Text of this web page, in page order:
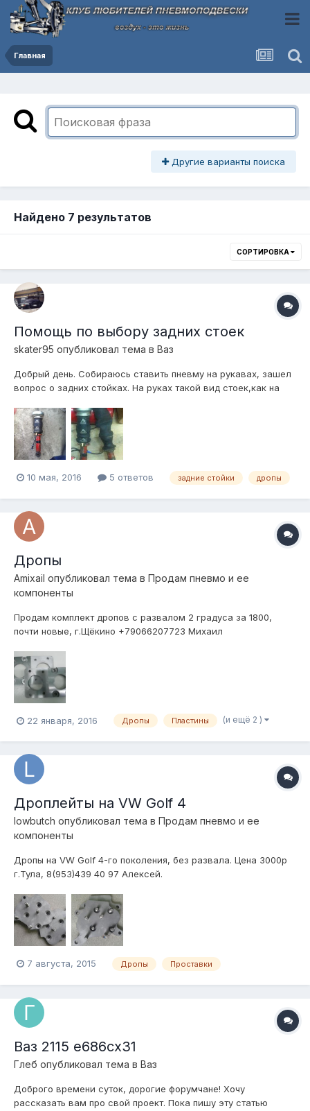
Главная
Другие варианты поиска
Найдено 7 результатов
СОРТИРОВКА
Помощь по выбору задних стоек
skater95 опубликовал тема в Ваз
Добрый день. Собираюсь ставить пневму на рукавах, зашел
вопрос о задних стойках. На руках такой вид стоек,как на
положение ее видно. Вопрос в следующем: чтобы машина
ложилась как на админовских стойках (т.е. -70), как вариант
ставить дропы и ост...
10 мая, 2016 5 ответов задние стойки дропы
Дропы
Amixail опубликовал тема в Продам пневмо и ее
компоненты
Продам комплект дропов с развалом 2 градуса за 1800,
почти новые, г.Щёкино +79066207723 Михаил
22 января, 2016 Дропы Пластины (и ещё 2 )
Дроплейты на VW Golf 4
lowbutch опубликовал тема в Продам пневмо и ее
компоненты
Дропы на VW Golf 4-го поколения, без развала. Цена 3000р
г.Тула, 8(953)439 40 97 Алексей.
7 августа, 2015 Дропы Проставки
Ваз 2115 е686сх31
Глеб опубликовал тема в Ваз
Доброго времени суток, дорогие форумчане! Хочу
рассказать вам про свой проект. Пока пишу эту статью